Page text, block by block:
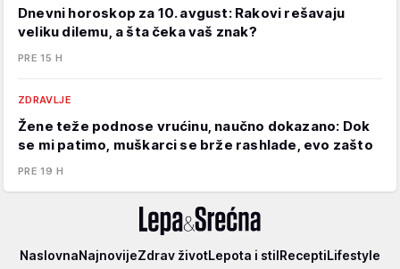
Dnevni horoskop za 10. avgust: Rakovi rešavaju
veliku dilemu, a šta čeka vaš znak?
PRE 15 H
ZDRAVLJE
Žene teže podnose vrućinu, naučno dokazano: Dok
se mi patimo, muškarci se brže rashlade, evo zašto
PRE 19 H
Lepa
NaslovnaNajnovijeZdrav životLepota i stilReceptiLifestyle